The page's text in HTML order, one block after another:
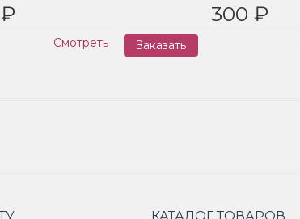
Смотреть
300 ₽
Заказать